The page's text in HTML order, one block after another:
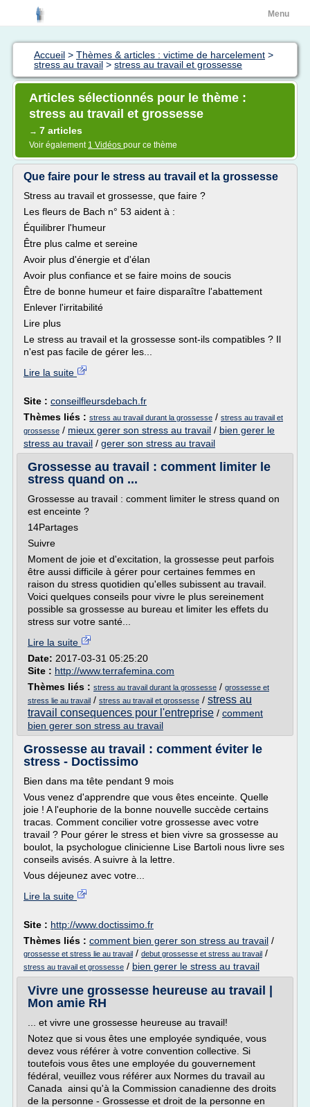
Menu
Accueil > Thèmes & articles : victime de harcelement >
stress au travail > stress au travail et grossesse
Articles sélectionnés pour le thème :
stress au travail et grossesse
→ 7 articles
Voir également 1 Vidéos pour ce thème
Que faire pour le stress au travail et la grossesse
Stress au travail et grossesse, que faire ?
Les fleurs de Bach n° 53 aident à :
Équilibrer l'humeur
Être plus calme et sereine
Avoir plus d'énergie et d'élan
Avoir plus confiance et se faire moins de soucis
Être de bonne humeur et faire disparaître l'abattement
Enlever l'irritabilité
Lire plus
Le stress au travail et la grossesse sont-ils compatibles ? Il
n'est pas facile de gérer les...
Lire la suite
Site : conseilfleursdebach.fr
Thèmes liés : stress au travail durant la grossesse / stress au travail et
grossesse / mieux gerer son stress au travail / bien gerer le
stress au travail / gerer son stress au travail
Grossesse au travail : comment limiter le
stress quand on ...
Grossesse au travail : comment limiter le stress quand on
est enceinte ?
14Partages
Suivre
Moment de joie et d'excitation, la grossesse peut parfois
être aussi difficile à gérer pour certaines femmes en
raison du stress quotidien qu'elles subissent au travail.
Voici quelques conseils pour vivre le plus sereinement
possible sa grossesse au bureau et limiter les effets du
stress sur votre santé...
Lire la suite
Date: 2017-03-31 05:25:20
Site : http://www.terrafemina.com
Thèmes liés : stress au travail durant la grossesse / grossesse et
stress lie au travail / stress au travail et grossesse / stress au
travail consequences pour l'entreprise / comment
bien gerer son stress au travail
Grossesse au travail : comment éviter le
stress - Doctissimo
Bien dans ma tête pendant 9 mois
Vous venez d'apprendre que vous êtes enceinte. Quelle
joie ! A l'euphorie de la bonne nouvelle succède certains
tracas. Comment concilier votre grossesse avec votre
travail ? Pour gérer le stress et bien vivre sa grossesse au
boulot, la psychologue clinicienne Lise Bartoli nous livre ses
conseils avisés. A suivre à la lettre.
Vous déjeunez avec votre...
Lire la suite
Site : http://www.doctissimo.fr
Thèmes liés : comment bien gerer son stress au travail /
grossesse et stress lie au travail / debut grossesse et stress au travail /
stress au travail et grossesse / bien gerer le stress au travail
Vivre une grossesse heureuse au travail |
Mon amie RH
... et vivre une grossesse heureuse au travail!
Notez que si vous êtes une employée syndiquée, vous
devez vous référer à votre convention collective. Si
toutefois vous êtes une employée du gouvernement
fédéral, veuillez vous référer aux Normes du travail au
Canada ainsi qu'à la Commission canadienne des droits
de la personne - Grossesse et droit de la personne en